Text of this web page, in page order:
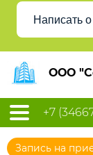
Написать
ООО
+7
Запись на